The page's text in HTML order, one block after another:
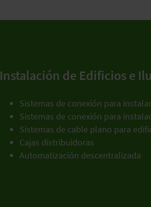
Instalación de Edificios e
Sistemas de conexión para
Sistemas de conexión para
Sistemas de cable plano para
Cajas distribuidoras
Automatización descentralizada